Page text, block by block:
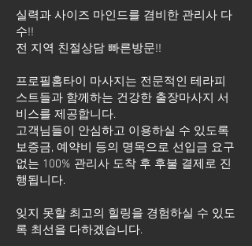
실력과 사이즈 마인드를 겸비한 관리사 다
수!!
전 지역 친절상담 빠른방문!!
프로필홈타이 마사지는 전문적인 테라피
스트들과 함께하는 건강한 출장마사지 서
비스를 제공합니다.
고객님들이 안심하고 이용하실 수 있도록
보증금, 예약비 등의 명목으로 선입금 요구
없는 100% 관리사 도착 후 후불 결제로 진
행됩니다.
잊지 못할 최고의 힐링을 경험하실 수 있도
록 최선을 다하겠습니다.